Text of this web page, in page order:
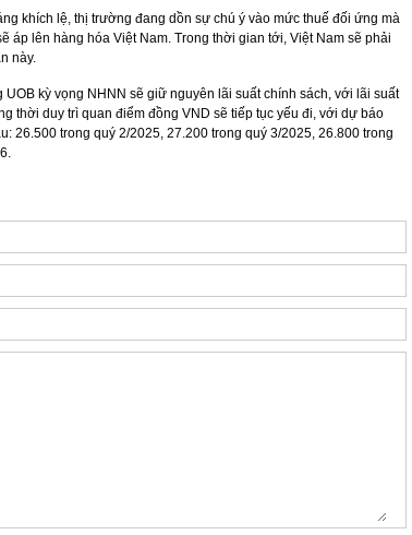
khích lệ, thị trường đang dồn sự chú ý vào mức thuế đối ứng mà
áp lên hàng hóa Việt Nam. Trong thời gian tới, Việt Nam sẽ phải
này.
kỳ vọng NHNN sẽ giữ nguyên lãi suất chính sách, với lãi suất
thời duy trì quan điểm đồng VND sẽ tiếp tục yếu đi, với dự báo
26.500 trong quý 2/2025, 27.200 trong quý 3/2025, 26.800 trong